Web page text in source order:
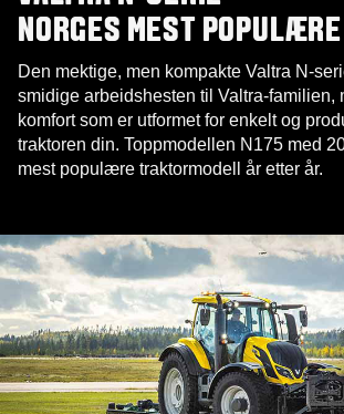
NORGES MEST
Den mektige, men kompakte Valtra N-
smidige arbeidshesten til Valtra-familien,
komfort som er utformet for enkelt og
traktoren din. Toppmodellen N175 med
mest populære traktormodell år etter år.